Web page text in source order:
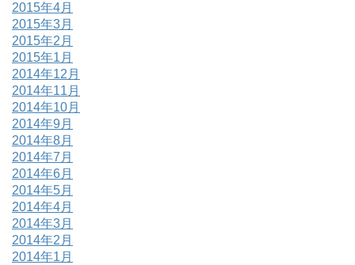
2015年4月
2015年3月
2015年2月
2015年1月
2014年12月
2014年11月
2014年10月
2014年9月
2014年8月
2014年7月
2014年6月
2014年5月
2014年4月
2014年3月
2014年2月
2014年1月